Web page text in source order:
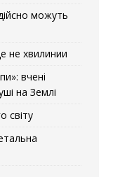
можуть
не хвилинии
вчені
на Землі
світу